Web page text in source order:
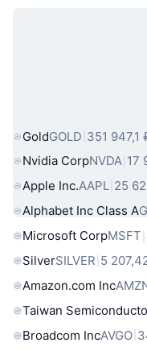
Популярные
GoldGOLD 351 947,1
Nvidia CorpNVDA 17
Apple Inc.AAPL 25
Alphabet Inc Class A
Microsoft CorpMSFT
SilverSILVER 5
Amazon.com Inc
Taiwan
Broadcom IncAVGO